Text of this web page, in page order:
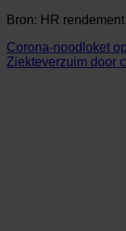
Bron: HR rendement
Corona-noodloket
Ziekteverzuim door